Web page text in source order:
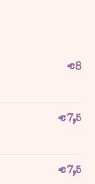
€8
€7,5
€7,5